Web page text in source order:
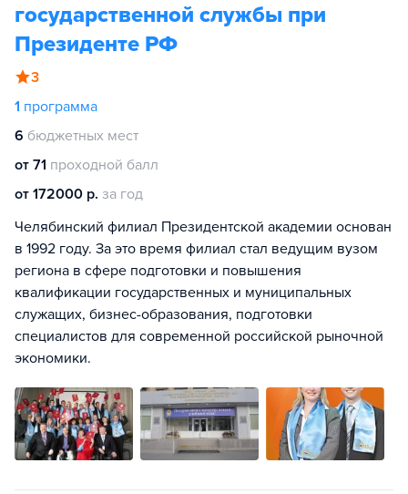
государственной службы при
Президенте РФ
3
1 программа
6 бюджетных мест
от 71 проходной балл
от 172000 р. за год
Челябинский филиал Президентской академии основан
в 1992 году. За это время филиал стал ведущим вузом
региона в сфере подготовки и повышения
квалификации государственных и муниципальных
служащих, бизнес-образования, подготовки
специалистов для современной российской рыночной
экономики.